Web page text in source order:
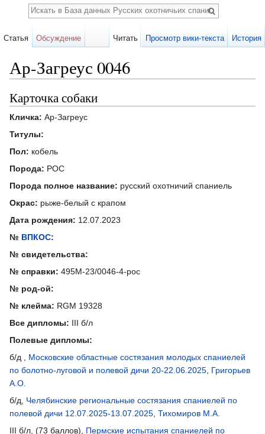
Ар-Загреус 0046
Карточка собаки
Кличка: Ар-Загреус
Титулы:
Пол: кобель
Порода: РОС
Порода полное название: русский охотничий спаниель
Окрас: рыже-белый с крапом
Дата рождения: 12.07.2023
№ ВПКОС:
№ свидетельства:
№ справки: 495М-23/0046-4-рос
№ род-ой:
№ клейма: RGM 19328
Все дипломы: III б/л
Полевые дипломы:
б/д , Московские областные состязания молодых спаниелей
по болотно-луговой и полевой дичи 20-22.06.2025 Григорьев
А.О.
б/д, Челябинские региональные состязания спаниелей по
полевой дичи 12.07.2025-13.07.2025 Тихомиров М.А.
III б/л, (73 баллов), Пермские испытания спаниелей по
Статья Обсуждение Читать Просмотр вики-текста История
Поиск